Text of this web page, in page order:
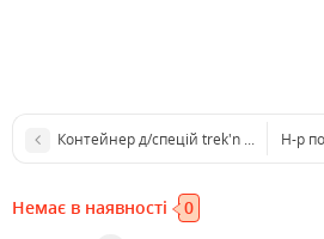
Контейнер д/спецій trek'n Eat 254000
Н-р
Немає в наявності 0